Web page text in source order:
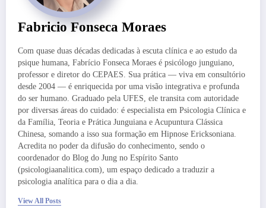
Fabricio Fonseca Moraes
Com quase duas décadas dedicadas à escuta clínica e ao estudo da
psique humana, Fabrício Fonseca Moraes é psicólogo junguiano,
professor e diretor do CEPAES. Sua prática — viva em consultório
desde 2004 — é enriquecida por uma visão integrativa e profunda
do ser humano. Graduado pela UFES, ele transita com autoridade
por diversas áreas do cuidado: é especialista em Psicologia Clínica e
da Família, Teoria e Prática Junguiana e Acupuntura Clássica
Chinesa, somando a isso sua formação em Hipnose Ericksoniana.
Acredita no poder da difusão do conhecimento, sendo o
coordenador do Blog do Jung no Espírito Santo
(psicologiaanalitica.com), um espaço dedicado a traduzir a
psicologia analítica para o dia a dia.
View All Posts